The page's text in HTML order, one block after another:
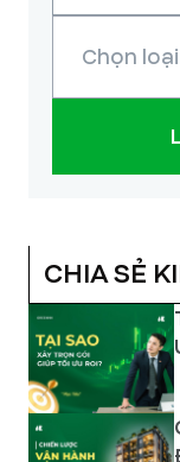
CHIA SẺ